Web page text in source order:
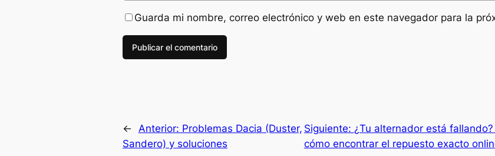
Guarda mi nombre, correo electrónico y web en este navegador para la
← Anterior: Problemas Dacia (Duster,
Sandero) y soluciones
Siguiente: ¿Tu alternador está
cómo encontrar el repuesto exacto